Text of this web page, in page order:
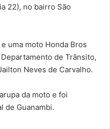
22), no bairro São
uma moto Honda Bros
de Trânsito,
Neves de Carvalho.
da moto e foi
de Guanambi.